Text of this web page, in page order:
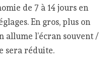
de 7 à 14 jours en
En gros, plus on
allume l’écran souvent /
sera réduite.